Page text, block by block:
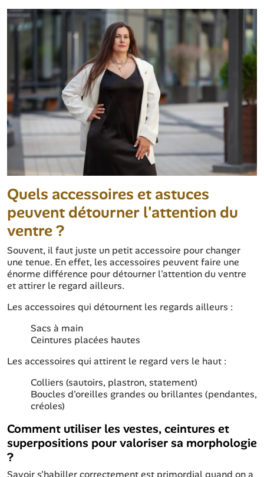
Quels accessoires et astuces
peuvent détourner l'attention du
ventre ?
Souvent, il faut juste un petit accessoire pour changer
une tenue. En effet, les accessoires peuvent faire une
énorme différence pour détourner l'attention du ventre
et attirer le regard ailleurs.
Les accessoires qui détournent les regards ailleurs :
Sacs à main
Ceintures placées hautes
Les accessoires qui attirent le regard vers le haut :
Colliers (sautoirs, plastron, statement)
Boucles d'oreilles grandes ou brillantes (pendantes,
créoles)
Comment utiliser les vestes, ceintures et
superpositions pour valoriser sa morphologie
?
Savoir s'habiller correctement est primordial quand on a